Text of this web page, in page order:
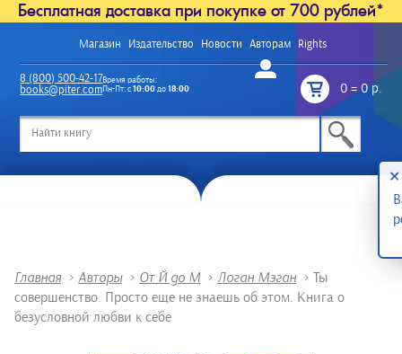
Бесплатная доставка при покупке от 700 рублей*
Магазин Издательство Новости Авторам Rights
Войти
0=0 р.
8 (800) 500-42-17
books@piter.com
Время работы:
Пн-Пт: с10:00до18:00
Главная > Авторы > От Й до М > Логан Мэган > Ты
совершенство. Просто еще не знаешь об этом. Книга о
безусловной любви к себе
✕